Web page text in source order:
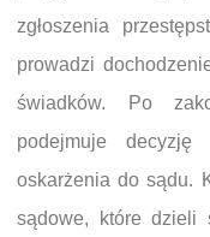
zgłoszenia
prowadzi
świadków. Po
podejmuje
oskarżenia do sądu.
sądowe, które dzieli